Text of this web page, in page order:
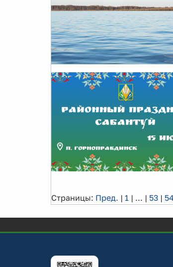
Страницы: Пред. | 1 | ... | 53 | 54